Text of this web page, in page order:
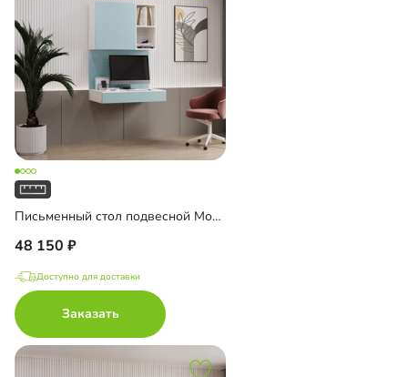
Письменный стол подвесной Мобаро-6
48 150
Доступно для доставки
Заказать